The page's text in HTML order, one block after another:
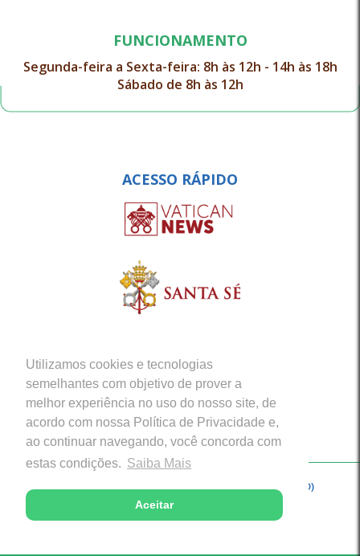
Utilizamos cookies e tecnologias
semelhantes com objetivo de prover a
melhor experiência no uso do nosso site, de
acordo com nossa Política de Privacidade e,
ao continuar navegando, você concorda com
estas condições. Saiba Mais
Aceitar
FUNCIONAMENTO
Segunda-feira a Sexta-feira: 8h às 12h - 14h às 18h
Sábado de 8h às 12h
ACESSO RÁPIDO
Copyright © 2026 - Arquidiocese de Porto Velho (RO)
Desenvolvido com excelência por